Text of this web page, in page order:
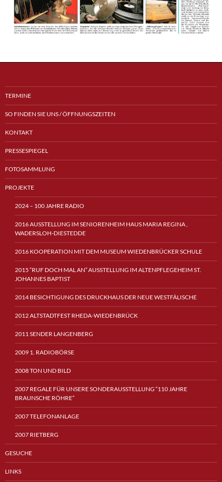
TERMINE
SO FINDEN SIE UNS / ÖFFNUNGSZEITEN
KONTAKT
PRESSESPIEGEL
FOTOSAMMLUNG
PROJEKTE
2024 – 100 JAHRE RADIO
2016 AUSSTELLUNG IM SENIORENHEIM HAUS MARIA REGINA ,
WADERSLOH-DIESTEDDE
2016 KOOPERATION MIT DEM MUSEUM WIEDENBRÜCKER SCHULE
2015 “RUF DOCH MAL AN” AUSSTELLUNG IM ALTENPFLEGEHEIM ST.
JOHANNES BAPTIST
2014 BESICHTIGUNG DES DRUCKHAUS DER NEUE WESTFÄLISCHE
2012 ALTSTADTFEST RHEDA-WIEDENBRÜCK
2011 SENDER LANGENBERG
2009 1. RADIOBÖRSE
2008 TON UND BILD
2007 REGALE FÜR UNSERE SONDERAUSSTELLUNG “110 JAHRE
BRAUNSCHE RÖHRE”
2007 TELEFONANLAGE
2007 RIETBERG
GESUCHE
LINKS